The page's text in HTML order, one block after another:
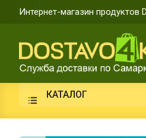
Интернет-магазин продуктов
КАТАЛОГ